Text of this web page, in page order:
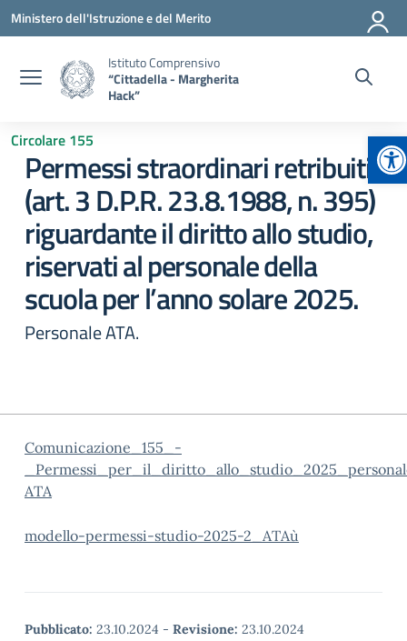
Vai ai contenuti
Vai al menu di navigazione
Vai al footer
Ministero dell'Istruzione e del Merito
Istituto Comprensivo
“Cittadella - Margherita
Hack”
Circolare 155
Permessi straordinari retribuiti
(art. 3 D.P.R. 23.8.1988, n. 395)
riguardante il diritto allo studio,
riservati al personale della
scuola per l’anno solare 2025.
Personale ATA.
Comunicazione_155_-
ATA
modello-permessi-studio-2025-2_ATAù
Pubblicato: 23.10.2024 - Revisione: 23.10.2024